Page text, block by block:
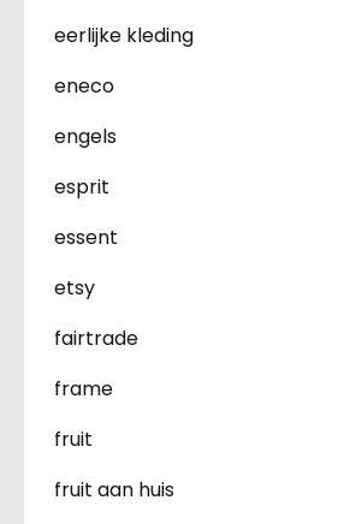
eerlijke kleding
eneco
engels
esprit
essent
etsy
fairtrade
frame
fruit
fruit aan huis